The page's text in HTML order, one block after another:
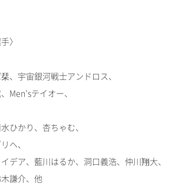
〉
、宇宙銀河戦士アンドロス、
Men’sテイオー、
ひかり、杏ちゃむ、
ヘ、
デア、藍川はるか、洞口義浩、仲川翔大、
謙介、他